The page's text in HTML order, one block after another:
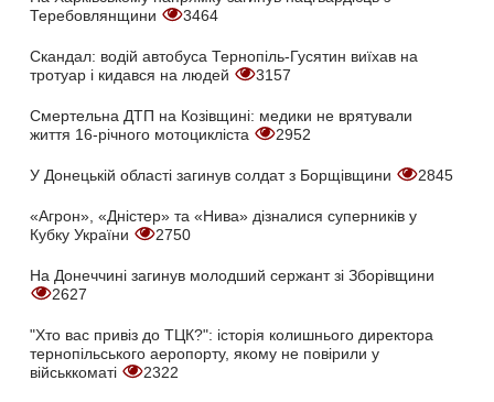
Теребовлянщини
3464
Скандал: водій автобуса Тернопіль-Гусятин виїхав на
тротуар і кидався на людей
3157
Смертельна ДТП на Козівщині: медики не врятували
життя 16-річного мотоцикліста
2952
У Донецькій області загинув солдат з Борщівщини 2845
«Агрон», «Дністер» та «Нива» дізналися суперників у
Кубку України
2750
На Донеччині загинув молодший сержант зі Зборівщини
2627
"Хто вас привіз до ТЦК?": історія колишнього директора
тернопільського аеропорту, якому не повірили у
військкоматі
2322